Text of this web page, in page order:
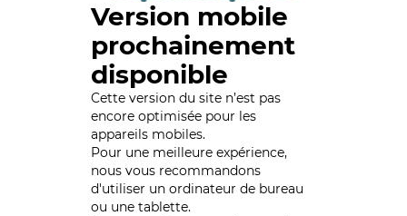
Version mobile
prochainement
disponible
Cette version du site n’est pas
encore optimisée pour les
appareils mobiles.
Pour une meilleure expérience,
nous vous recommandons
d'utiliser un ordinateur de bureau
ou une tablette.